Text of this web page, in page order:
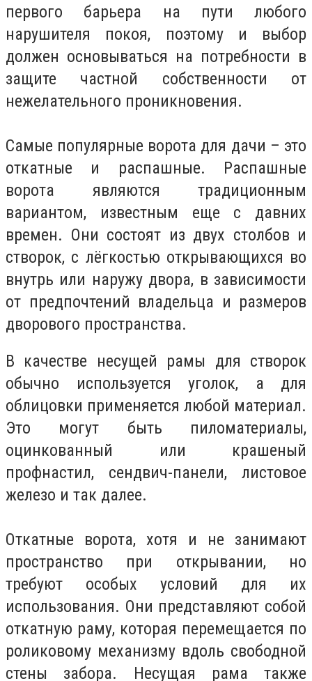
первого барьера на пути любого
нарушителя покоя, поэтому и выбор
должен основываться на потребности в
защите частной собственности от
нежелательного проникновения.
Самые популярные ворота для дачи – это
откатные и распашные. Распашные
ворота являются традиционным
вариантом, известным еще с давних
времен. Они состоят из двух столбов и
створок, с лёгкостью открывающихся во
внутрь или наружу двора, в зависимости
от предпочтений владельца и размеров
дворового пространства.
В качестве несущей рамы для створок
обычно используется уголок, а для
облицовки применяется любой материал.
Это могут быть пиломатериалы,
оцинкованный или крашеный
профнастил, сендвич-панели, листовое
железо и так далее.
Откатные ворота, хотя и не занимают
пространство при открывании, но
требуют особых условий для их
использования. Они представляют собой
откатную раму, которая перемещается по
роликовому механизму вдоль свободной
стены забора. Несущая рама также